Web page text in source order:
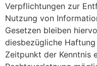
Verpflichtungen zur
Nutzung von
Gesetzen bleiben
diesbezügliche
Zeitpunkt der Kenntnis